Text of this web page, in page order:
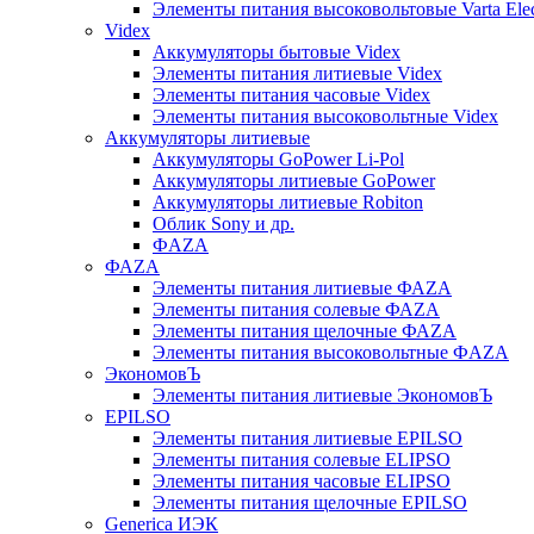
Элементы питания высоковольтовые Varta
Videx
Аккумуляторы бытовые Videx
Элементы питания литиевые Videx
Элементы питания часовые Videx
Элементы питания высоковольтные Videx
Аккумуляторы литиевые
Аккумуляторы GoPower Li-Pol
Аккумуляторы литиевые GoPower
Аккумуляторы литиевые Robiton
Облик Sony и др.
ФAZA
ФАZA
Элементы питания литиевые ФАZА
Элементы питания солевые ФАZА
Элементы питания щелочные ФАZА
Элементы питания высоковольтные ФAZA
ЭкономовЪ
Элементы питания литиевые ЭкономовЪ
EPILSO
Элементы питания литиевые EPILSO
Элементы питания солевые ELIPSO
Элементы питания часовые ELIPSO
Элементы питания щелочные EPILSO
Generica ИЭК